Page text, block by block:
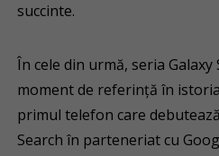
succinte.
În cele din urmă, seria Galaxy
moment de referință în
primul telefon care
Search în parteneriat cu